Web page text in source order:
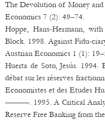
The Devolution of Money
Economics 7 (2): 49–74.
Hoppe, Hans-Hermann,
Block. 1998. Against Fidu-
Austrian Economics 1 (1):
Huerta de Soto, Jesús. 1994.
débat sur les réserves
Economistes et des Etudes
———. 1995. A Critical
Reserve Free Banking from